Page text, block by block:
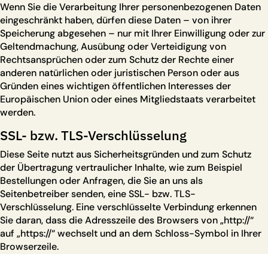
Wenn Sie die Verarbeitung Ihrer personenbezogenen Daten
eingeschränkt haben, dürfen diese Daten – von ihrer
Speicherung abgesehen – nur mit Ihrer Einwilligung oder zur
Geltendmachung, Ausübung oder Verteidigung von
Rechtsansprüchen oder zum Schutz der Rechte einer
anderen natürlichen oder juristischen Person oder aus
Gründen eines wichtigen öffentlichen Interesses der
Europäischen Union oder eines Mitgliedstaats verarbeitet
werden.
SSL- bzw. TLS-Verschlüsselung
Diese Seite nutzt aus Sicherheitsgründen und zum Schutz
der Übertragung vertraulicher Inhalte, wie zum Beispiel
Bestellungen oder Anfragen, die Sie an uns als
Seitenbetreiber senden, eine SSL- bzw. TLS-
Verschlüsselung. Eine verschlüsselte Verbindung erkennen
Sie daran, dass die Adresszeile des Browsers von „http://“
auf „https://“ wechselt und an dem Schloss-Symbol in Ihrer
Browserzeile.